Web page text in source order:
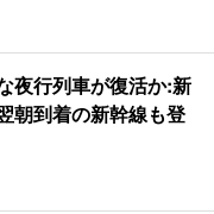
夜行列車が復活か:新
朝到着の新幹線も登